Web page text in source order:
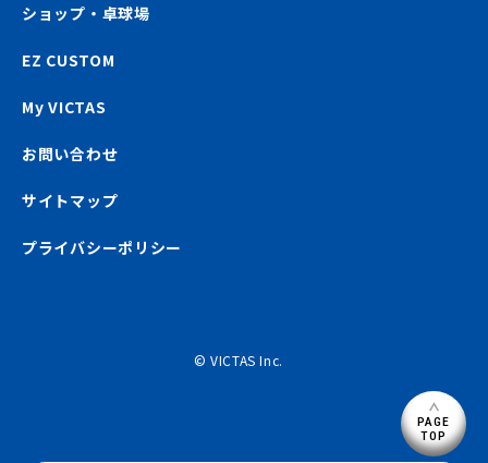
ショップ・卓球場
EZ CUSTOM
My VICTAS
お問い合わせ
サイトマップ
プライバシーポリシー
© VICTAS Inc.
PAGE
TOP